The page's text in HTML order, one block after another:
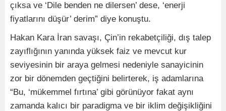
çıksa ve ‘Dile benden ne dilersen’ dese, ‘enerji
fiyatlarını düşür’ derim” diye konuştu.
Hakan Kara İran savaşı, Çin’in rekabetçiliği, dış talep
zayıflığının yanında yüksek faiz ve mevcut kur
seviyesinin bir araya gelmesi nedeniyle sanayicinin
zor bir dönemden geçtiğini belirterek, iş adamlarına
“Bu, ‘mükemmel fırtına’ gibi görünüyor fakat aynı
zamanda kalıcı bir paradigma ve bir iklim değişikliğini